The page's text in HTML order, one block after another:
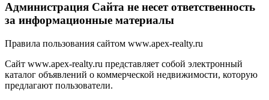
Администрация Сайта не несет ответственность
за информационные материалы
Правила пользования сайтом www.apex-realty.ru
Сайт www.apex-realty.ru представляет собой электронный
каталог объявлений о коммерческой недвижимости, которую
предлагают пользователи.